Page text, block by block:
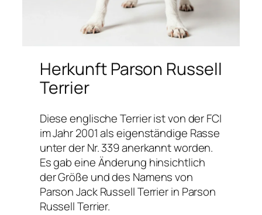
Herkunft Parson Russell
Terrier
Diese englische Terrier ist von der FCI
im Jahr 2001 als eigenständige Rasse
unter der Nr. 339 anerkannt worden.
Es gab eine Änderung hinsichtlich
der Größe und des Namens von
Parson Jack Russell Terrier in Parson
Russell Terrier.